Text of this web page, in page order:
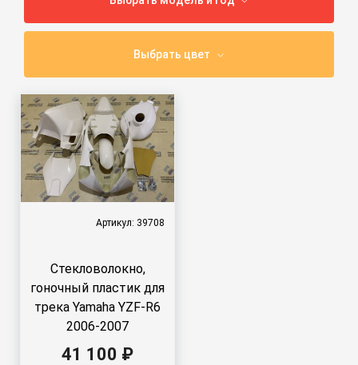
Наши контакты
+7 (910) 684-44-88
info@мотопластик.рф
Выбрать цвет
Артикул: 39708
Стекловолокно,
гоночный пластик для
трека Yamaha YZF-R6
2006-2007
41 100 ₽